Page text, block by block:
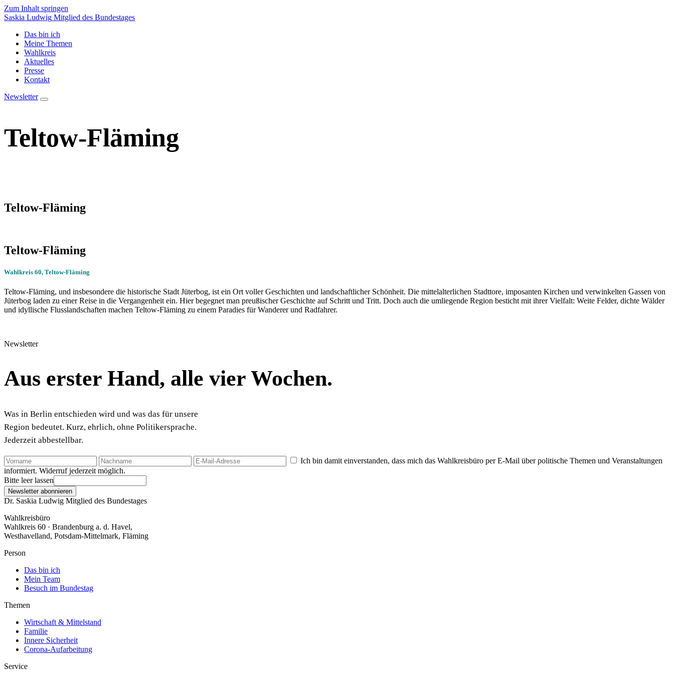
Zum Inhalt springen
Saskia Ludwig Mitglied des Bundestages
Das bin ich
Meine Themen
Wahlkreis
Aktuelles
Presse
Kontakt
Newsletter
Teltow-Fläming
Teltow-Fläming
Teltow-Fläming
Wahlkreis 60, Teltow-Fläming
Teltow-Fläming, und insbesondere die historische Stadt Jüterbog, ist ein Ort voller Geschichten und landschaftlicher Schönheit. Die mittelalterlichen Stadttore, imposanten Kirchen und verwinkelten Gassen von
Jüterbog laden zu einer Reise in die Vergangenheit ein. Hier begegnet man preußischer Geschichte auf Schritt und Tritt. Doch auch die umliegende Region besticht mit ihrer Vielfalt: Weite Felder, dichte Wälder
und idyllische Flusslandschaften machen Teltow-Fläming zu einem Paradies für Wanderer und Radfahrer.
Newsletter
Aus erster Hand, alle vier Wochen.
Was in Berlin entschieden wird und was das für unsere
Region bedeutet. Kurz, ehrlich, ohne Politikersprache.
Jederzeit abbestellbar.
Ich bin damit einverstanden, dass mich das Wahlkreisbüro per E-Mail über politische Themen und Veranstaltungen
informiert. Widerruf jederzeit möglich.
Bitte leer lassen
Newsletter abonnieren
Dr. Saskia Ludwig Mitglied des Bundestages
Wahlkreisbüro
Wahlkreis 60 · Brandenburg a. d. Havel,
Westhavelland, Potsdam-Mittelmark, Fläming
Person
Das bin ich
Mein Team
Besuch im Bundestag
Themen
Wirtschaft & Mittelstand
Familie
Innere Sicherheit
Corona-Aufarbeitung
Service